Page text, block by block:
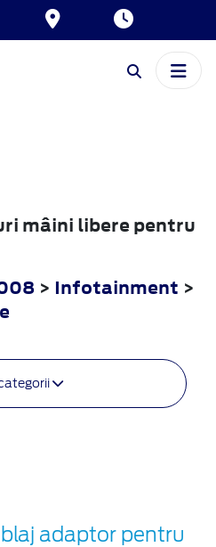
mâini libere pentru
> Infotainment >
adaptor pentru